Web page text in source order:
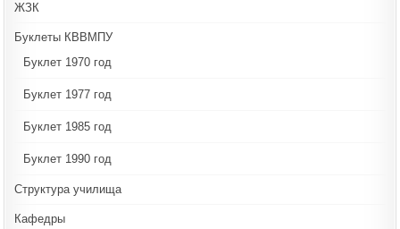
ЖЗК
Буклеты КВВМПУ
Буклет 1970 год
Буклет 1977 год
Буклет 1985 год
Буклет 1990 год
Структура училища
Кафедры